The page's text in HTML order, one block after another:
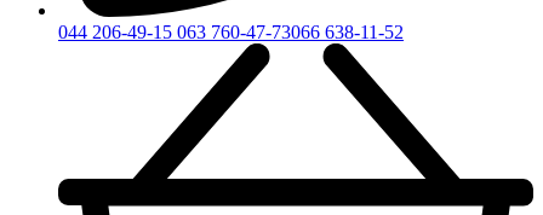
044 206-49-15 063 760-47-73066 638-11-52